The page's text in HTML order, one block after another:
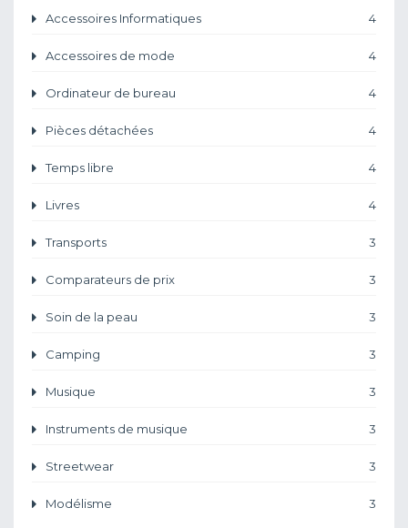
Accessoires Informatiques 4
Accessoires de mode 4
Ordinateur de bureau 4
Pièces détachées 4
Temps libre 4
Livres 4
Transports 3
Comparateurs de prix 3
Soin de la peau 3
Camping 3
Musique 3
Instruments de musique 3
Streetwear 3
Modélisme 3